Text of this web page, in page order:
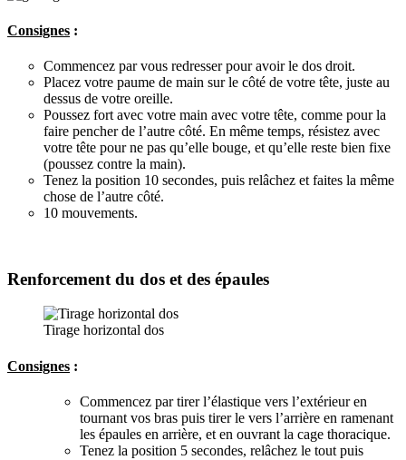
Consignes :
Commencez par vous redresser pour avoir le dos droit.
Placez votre paume de main sur le côté de votre tête, juste au
dessus de votre oreille.
Poussez fort avec votre main avec votre tête, comme pour la
faire pencher de l’autre côté. En même temps, résistez avec
votre tête pour ne pas qu’elle bouge, et qu’elle reste bien fixe
(poussez contre la main).
Tenez la position 10 secondes, puis relâchez et faites la même
chose de l’autre côté.
10 mouvements.
Renforcement du dos et des épaules
Tirage horizontal dos
Consignes :
Commencez par tirer l’élastique vers l’extérieur en
tournant vos bras puis tirer le vers l’arrière en ramenant
les épaules en arrière, et en ouvrant la cage thoracique.
Tenez la position 5 secondes, relâchez le tout puis